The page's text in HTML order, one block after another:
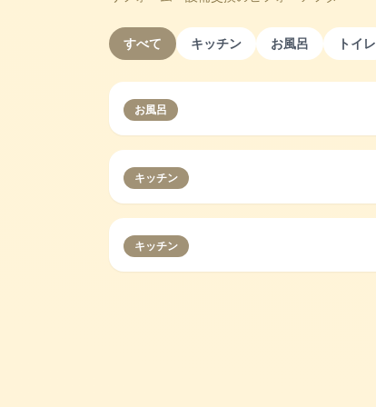
すべて キッチン お風呂 トイレ
お風呂
キッチン
キッチン